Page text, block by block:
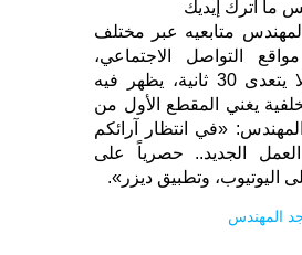
ما أترك إيديك
متابعيه عبر مختلف
التواصل الاجتماعي،
بمقطع فيديو لا يتعدى 30 ثانية، يظهر فيه
يغني المقطع الأول من
«في انتظار آرائكم
الجديد.. حصرياً على
اليوتيوب، وتطبيق ديزر».
المهندس